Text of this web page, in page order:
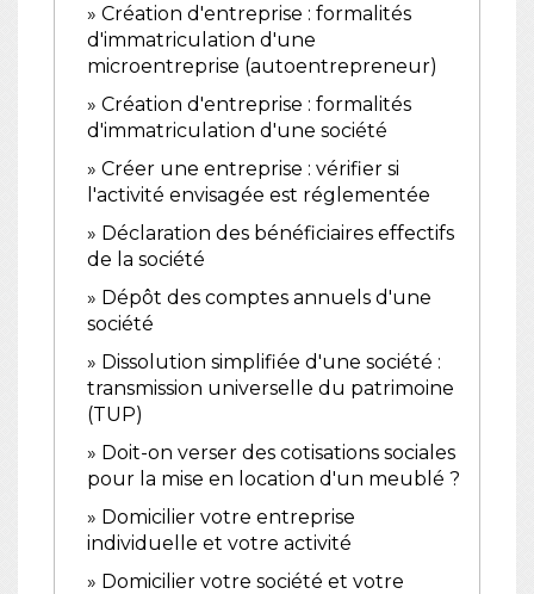
Création d'entreprise : formalités
d'immatriculation d'une
microentreprise (autoentrepreneur)
Création d'entreprise : formalités
d'immatriculation d'une société
Créer une entreprise : vérifier si
l'activité envisagée est réglementée
Déclaration des bénéficiaires effectifs
de la société
Dépôt des comptes annuels d'une
société
Dissolution simplifiée d'une société :
transmission universelle du patrimoine
(TUP)
Doit-on verser des cotisations sociales
pour la mise en location d'un meublé ?
Domicilier votre entreprise
individuelle et votre activité
Domicilier votre société et votre